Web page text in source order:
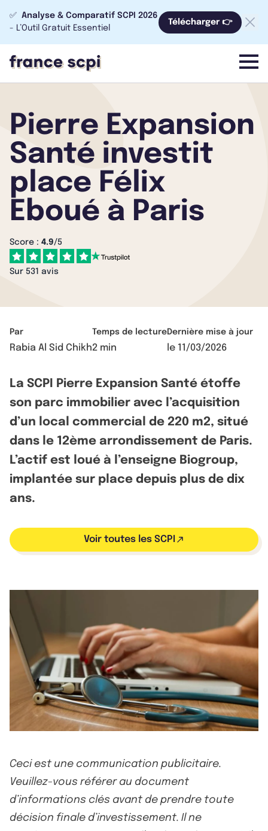
✅ Analyse & Comparatif SCPI 2026
- L’Outil Gratuit Essentiel
Télécharger 👉
menu
Pierre Expansion
Santé investit
place Félix
Eboué à Paris
Score : 4.9/5
Sur 531 avis
Par
Rabia Al Sid Chikh
Temps de lecture
2 min
Dernière mise à jour
le 11/03/2026
La SCPI Pierre Expansion Santé étoffe
son parc immobilier avec l’acquisition
d’un local commercial de 220 m2, situé
dans le 12ème arrondissement de Paris.
L’actif est loué à l’enseigne Biogroup,
implantée sur place depuis plus de dix
ans.
Voir toutes les SCPI
Ceci est une communication publicitaire.
Veuillez-vous référer au document
d’informations clés avant de prendre toute
décision finale d’investissement. Il ne